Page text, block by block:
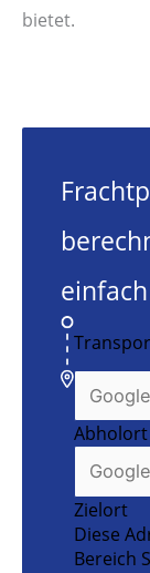
bietet.
Abholort
Zielort
Diese
Bereich